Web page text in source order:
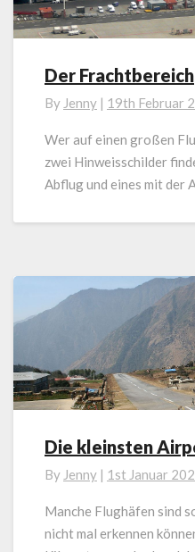
Der
Frachtbereich
Der Frachtbereich
By Jenny | 19th Februar
Wer auf einen großen
zwei Hinweisschilder
Abflug und eines mit der
Die
Airports
Die kleinsten
By Jenny | 1st Januar
Manche Flughäfen sind
nicht mal erkennen